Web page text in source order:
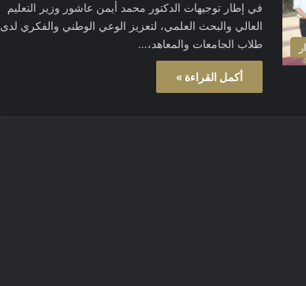
في إطار توجيهات الدكتور محمد أيمن عاشور وزير التعليم
العالي والبحث العلمي، لتعزيز الوعي الوطني والفكري لدى
طلاب الجامعات والمعاهد،…
أكمل القراءة »